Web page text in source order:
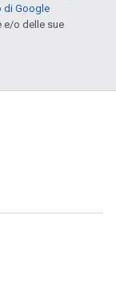
di Google
e/o delle sue